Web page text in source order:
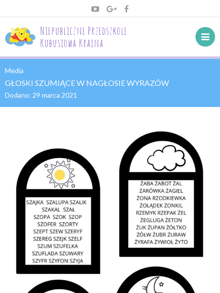
Niepubliczne Przedszkole
Kubusiowa Kraina
Media
GŁOSKI SZUMIĄCE W NAGŁOSIE WYRAZÓW
Dodano: 29 marca 2021